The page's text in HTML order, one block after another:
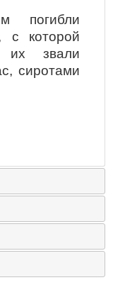
погибли
с которой
их звали
сиротами